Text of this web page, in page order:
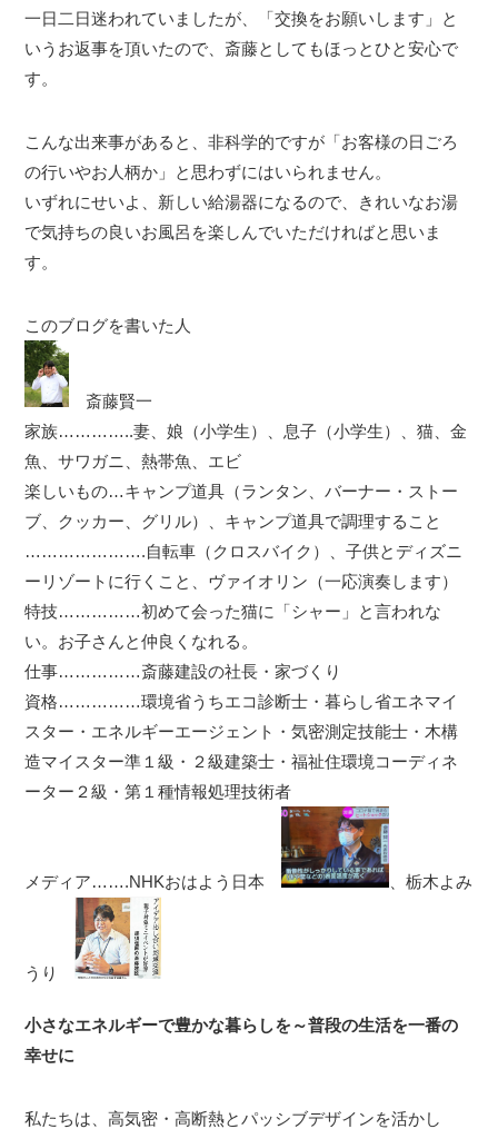
一日二日迷われていましたが、「交換をお願いします」と
いうお返事を頂いたので、斎藤としてもほっとひと安心で
す。
こんな出来事があると、非科学的ですが「お客様の日ごろ
の行いやお人柄か」と思わずにはいられません。
いずれにせいよ、新しい給湯器になるので、きれいなお湯
で気持ちの良いお風呂を楽しんでいただければと思いま
す。
このブログを書いた人
斎藤賢一
家族…………..妻、娘（小学生）、息子（小学生）、猫、金
魚、サワガニ、熱帯魚、エビ
楽しいもの…キャンプ道具（ランタン、バーナー・ストー
ブ、クッカー、グリル）、キャンプ道具で調理すること
………………….自転車（クロスバイク）、子供とディズニ
ーリゾートに行くこと、ヴァイオリン（一応演奏します）
特技……………初めて会った猫に「シャー」と言われな
い。お子さんと仲良くなれる。
仕事……………斎藤建設の社長・家づくり
資格……………環境省うちエコ診断士・暮らし省エネマイ
スター・エネルギーエージェント・気密測定技能士・木構
造マイスター準１級・２級建築士・福祉住環境コーディネ
ーター２級・第１種情報処理技術者
メディア…….NHKおはよう日本 、栃木よみ
うり
小さなエネルギーで豊かな暮らしを～普段の生活を一番の
幸せに
私たちは、高気密・高断熱とパッシブデザインを活かし